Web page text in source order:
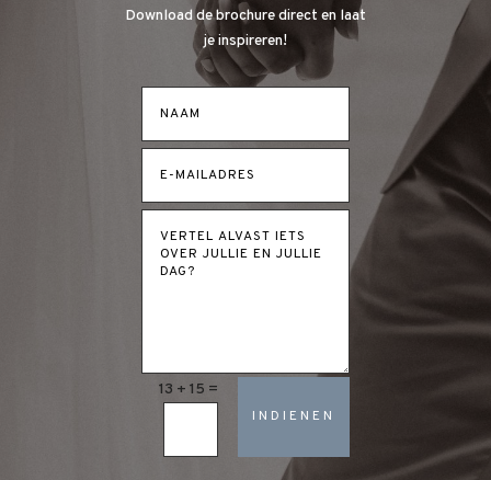
Download de brochure direct en laat
je inspireren!
13 + 15 =
INDIENEN